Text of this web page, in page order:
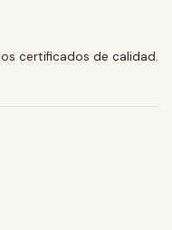
certificados de calidad.